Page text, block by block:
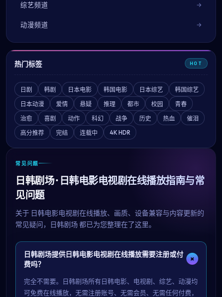
综艺频道
动漫频道
热门标签 HOT
日剧 韩剧 日本电影 韩国电影 日本综艺
韩国综艺
日本动漫
爱情 悬疑 推理 都市 校园
青春
治愈
喜剧 动作 科幻 战争 历史 热血
催泪
高分推荐
完结 连载中 4K HDR
常见问题
日韩剧场 · 日韩电影电视剧在线播放指南与常
见问题
关于 日韩电影电视剧在线播放、画质、设备兼容与内容更新的
常见疑问，
日韩剧场 都已为您整理在了这里。
日韩剧场提供日韩电影电视剧在线播放需要注册或付
费吗？
+
完全不需要。日韩剧场所有日韩电影、电视剧、综艺、动漫均
可免费在线播放，无需注册账号、无需会员、无需任何付费，